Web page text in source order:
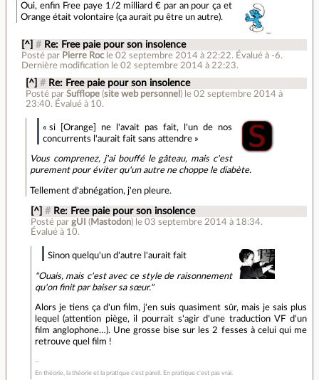
Oui, enfin Free paye 1/2 milliard € par an pour ça et
Orange était volontaire (ça aurait pu être un autre).
[^] # Re: Free paie pour son insolence
Posté par Pierre Roc le 02 septembre 2014 à 22:22. Évalué à -6.
Dernière modification le 02 septembre 2014 à 22:23.
[^] # Re: Free paie pour son insolence
Posté parSufflope (site web personnel ) le 02 septembre 2014 à
23:40. Évalué à 10.
« si [Orange] ne l'avait pas fait, l'un de nos
concurrents l'aurait fait sans attendre »
Vous comprenez, j'ai bouffé le gâteau, mais c'est
purement pour éviter qu'un autre ne choppe le diabète.
Tellement d'abnégation, j'en pleure.
[^] # Re: Free paie pour son insolence
Posté par gUI (Mastodon) le 03 septembre 2014 à 18:34.
Évalué à 10.
Sinon quelqu'un d'autre l'aurait fait
"Ouais, mais c'est avec ce style de raisonnement
qu'on finit par baiser sa sœur."
Alors je tiens ça d'un film, j'en suis quasiment sûr, mais je sais plus
lequel (attention piège, il pourrait s'agir d'une traduction VF d'un
film anglophone…). Une grosse bise sur les 2 fesses à celui qui me
retrouve quel film !
En théorie, la théorie et la pratique c'est pareil. En pratique c'est pas vrai.